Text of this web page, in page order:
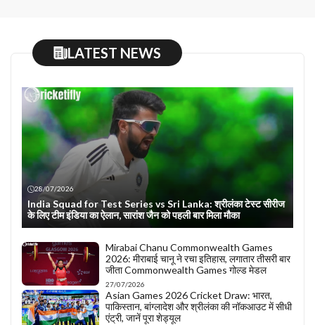
LATEST NEWS
28/07/2026
India Squad for Test Series vs Sri Lanka: श्रीलंका टेस्ट सीरीज
के लिए टीम इंडिया का ऐलान, सारांश जैन को पहली बार मिला मौका
Mirabai Chanu Commonwealth Games
2026: मीराबाई चानू ने रचा इतिहास, लगातार तीसरी बार
जीता Commonwealth Games गोल्ड मेडल
27/07/2026
Asian Games 2026 Cricket Draw: भारत,
पाकिस्तान, बांग्लादेश और श्रीलंका की नॉकआउट में सीधी
एंट्री, जानें पूरा शेड्यूल